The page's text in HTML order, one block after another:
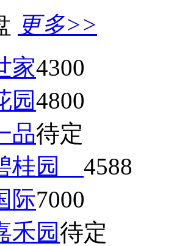
更多>>
家4300
园4800
品待定
桂园 4588
际7000
禾园待定